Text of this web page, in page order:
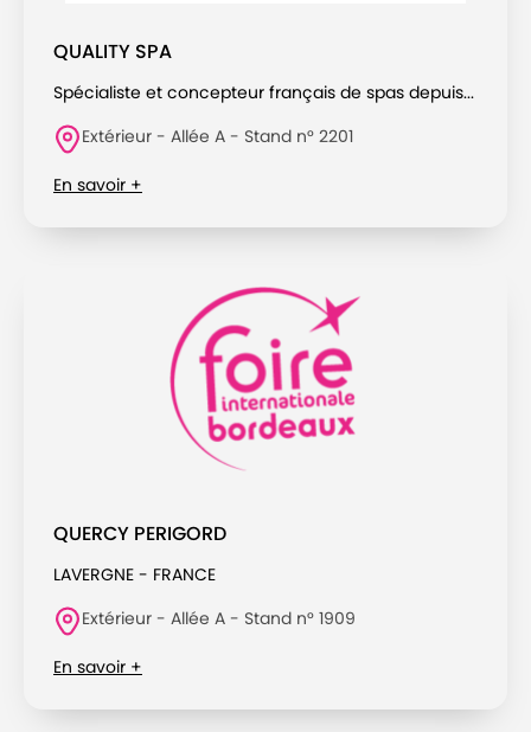
QUALITY SPA
Spécialiste et concepteur français de spas depuis...
Extérieur - Allée A - Stand n° 2201
En savoir +
QUERCY PERIGORD
LAVERGNE - FRANCE
Extérieur - Allée A - Stand n° 1909
En savoir +